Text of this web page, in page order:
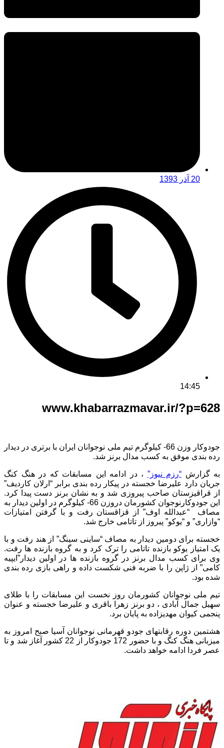
20 آذر 1393
14:45
www.khabarrazmavar.ir/?p=628
جودوکار وزن 66- کیلوگرم تیم ملی نوجوانان ایران با برتری در دیدار
رده بندی موفق به کسب مدال برنز شد.
به گزارش “رزم نیوز” ، در ادامه این مسابقات که در هنگ کنگ
جریان دارد علیرضا خجسته در پیکار رده بندی برابر “ارلان کارديف”
از قراقیزستان صاحب پیروزی شد و به نشان برنز دست پیدا کرد.
این جودوکارنوجوان کشورمان دروزن 66- کیلوگرم در اولین دیدار به
مصاف “عبدالله اوف” از قزاقستان رفت و با گرفتن امتیازات
“وازاری” و “یوکو” پیروز از تاتامی خارج شد.
خجسته برای دومین دیدار به مصاف “ساینی سینگ” از هند رفت و با
یک امتیاز یوکو بازنده تاتامی را ترک کرد و به گروه بازنده ها رفت.
وی برای کسب مدال برنز در گروه بازنده ها در اولین دیدار”ایپیه
کامی” از ژاپن را با ضربه فنی شکست داده و راهی بازی رده بندی
شده بود.
تیم ملی نوجوانان کشورمان روز نخست این مسابقات را با طلای
سهیل جمال آبادی ، دو برنز زهرا باقری و علیرضا خجسته و عنوان
پنجمی کیوان مهدیزاده به پایان برد.
هشتمین دوره رقابتهای جودو قهرمانی نوجوانان آسیا صبح امروز به
میزبانی هنگ کنگ و با حضور 172 جودوکار از 22 کشور آغاز شد و تا
عصر فردا ادامه خواهد داشت.